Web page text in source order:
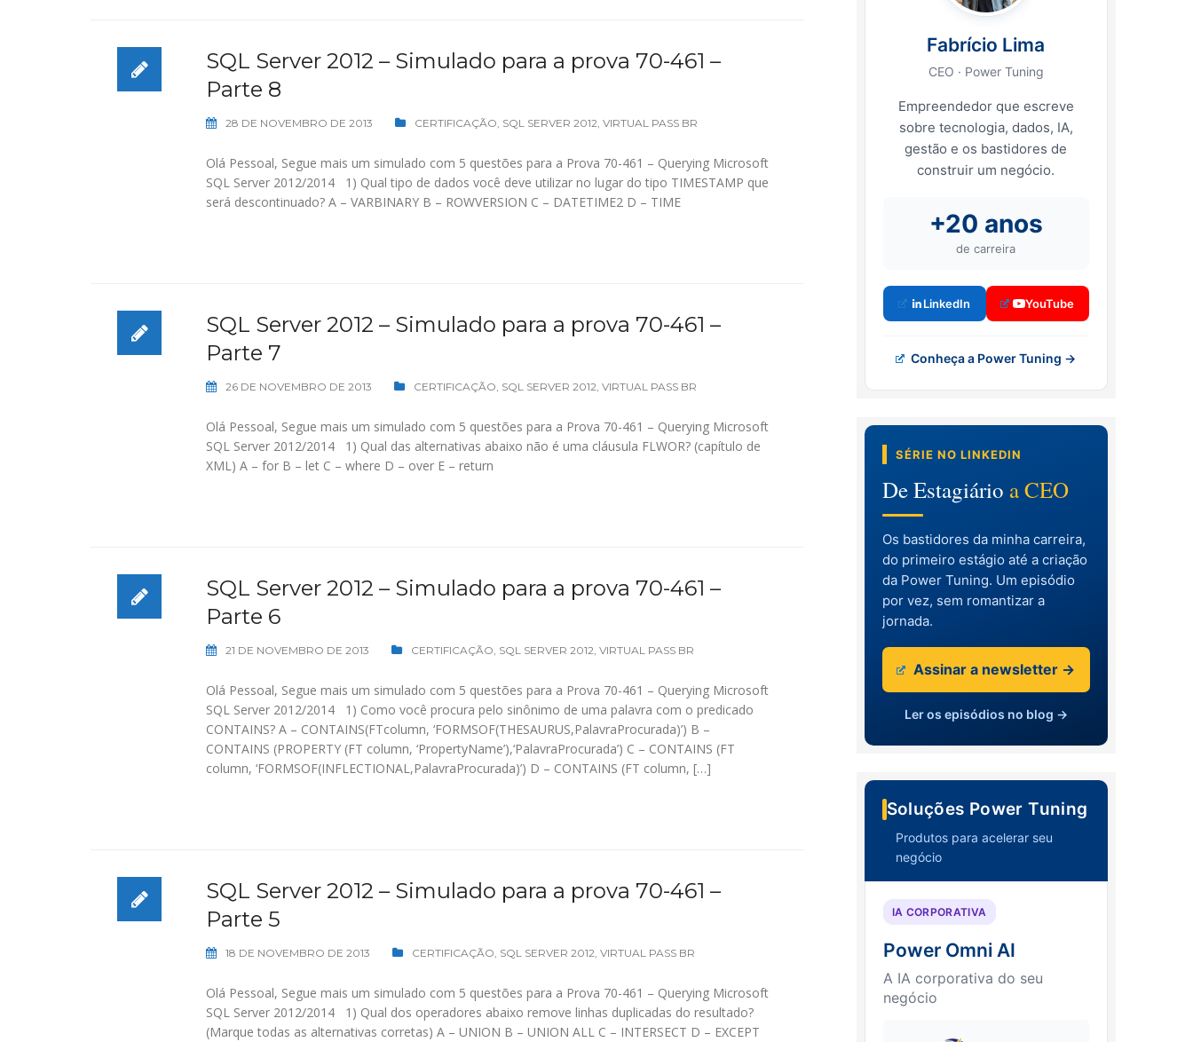
SQL Server 2012 – Simulado para a prova 70-461 –
Parte 8
28 DE NOVEMBRO DE 2013 CERTIFICAÇÃO, SQL SERVER 2012, VIRTUAL PASS BR
Olá Pessoal, Segue mais um simulado com 5 questões para a Prova 70-461 – Querying Microsoft
SQL Server 2012/2014 1) Qual tipo de dados você deve utilizar no lugar do tipo TIMESTAMP que
será descontinuado? A – VARBINARY B – ROWVERSION C – DATETIME2 D – TIME
SQL Server 2012 – Simulado para a prova 70-461 –
Parte 7
26 DE NOVEMBRO DE 2013 CERTIFICAÇÃO, SQL SERVER 2012, VIRTUAL PASS BR
Olá Pessoal, Segue mais um simulado com 5 questões para a Prova 70-461 – Querying Microsoft
SQL Server 2012/2014 1) Qual das alternativas abaixo não é uma cláusula FLWOR? (capítulo de
XML) A – for B – let C – where D – over E – return
SQL Server 2012 – Simulado para a prova 70-461 –
Parte 6
21 DE NOVEMBRO DE 2013 CERTIFICAÇÃO, SQL SERVER 2012, VIRTUAL PASS BR
Olá Pessoal, Segue mais um simulado com 5 questões para a Prova 70-461 – Querying Microsoft
SQL Server 2012/2014 1) Como você procura pelo sinônimo de uma palavra com o predicado
CONTAINS? A – CONTAINS(FTcolumn, ‘FORMSOF(THESAURUS,PalavraProcurada)’) B –
CONTAINS (PROPERTY (FT column, ‘PropertyName’),‘PalavraProcurada’) C – CONTAINS (FT
column, ‘FORMSOF(INFLECTIONAL,PalavraProcurada)’) D – CONTAINS (FT column, […]
SQL Server 2012 – Simulado para a prova 70-461 –
Parte 5
18 DE NOVEMBRO DE 2013 CERTIFICAÇÃO, SQL SERVER 2012, VIRTUAL PASS BR
Olá Pessoal, Segue mais um simulado com 5 questões para a Prova 70-461 – Querying Microsoft
SQL Server 2012/2014 1) Qual dos operadores abaixo remove linhas duplicadas do resultado?
(Marque todas as alternativas corretas) A – UNION B – UNION ALL C – INTERSECT D – EXCEPT
Fabrício Lima
CEO · Power Tuning
Empreendedor que escreve
sobre tecnologia, dados, IA,
gestão e os bastidores de
construir um negócio.
+20 anos
de carreira
LinkedIn YouTube
Conheça a Power Tuning →
SÉRIE NO LINKEDIN
De Estagiário a CEO
Os bastidores da minha carreira,
do primeiro estágio até a criação
da Power Tuning. Um episódio
por vez, sem romantizar a
jornada.
Assinar a newsletter →
Ler os episódios no blog →
Soluções Power Tuning
Produtos para acelerar seu
negócio
IA CORPORATIVA
Power Omni AI
A IA corporativa do seu
negócio